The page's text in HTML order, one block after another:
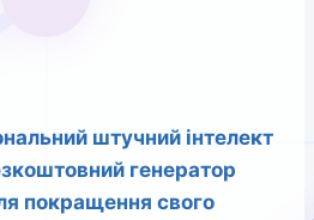
штучний інтелект
генератор
покращення свого